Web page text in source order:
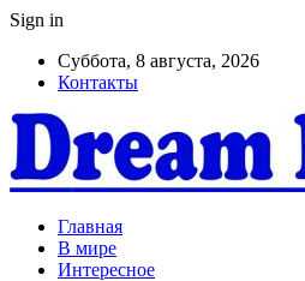
Sign in
Суббота, 8 августа, 2026
Контакты
Главная
В мире
Интересное